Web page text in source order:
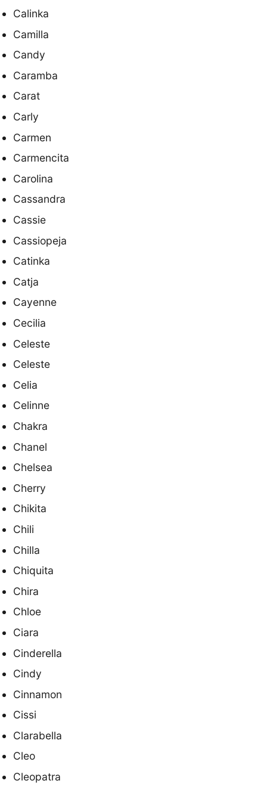
Calinka
Camilla
Candy
Caramba
Carat
Carly
Carmen
Carmencita
Carolina
Cassandra
Cassie
Cassiopeja
Catinka
Catja
Cayenne
Cecilia
Celeste
Celeste
Celia
Celinne
Chakra
Chanel
Chelsea
Cherry
Chikita
Chili
Chilla
Chiquita
Chira
Chloe
Ciara
Cinderella
Cindy
Cinnamon
Cissi
Clarabella
Cleo
Cleopatra